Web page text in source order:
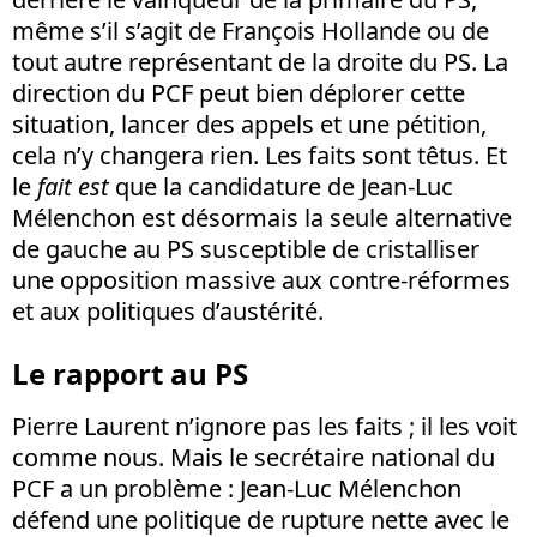
même s’il s’agit de François Hollande ou de
tout autre représentant de la droite du PS. La
direction du PCF peut bien déplorer cette
situation, lancer des appels et une pétition,
cela n’y changera rien. Les faits sont têtus. Et
le fait estque la candidature de Jean-Luc
Mélenchon est désormais la seule alternative
de gauche au PS susceptible de cristalliser
une opposition massive aux contre-réformes
et aux politiques d’austérité.
Le rapport au PS
Pierre Laurent n’ignore pas les faits ; il les voit
comme nous. Mais le secrétaire national du
PCF a un problème : Jean-Luc Mélenchon
défend une politique de rupture nette avec le